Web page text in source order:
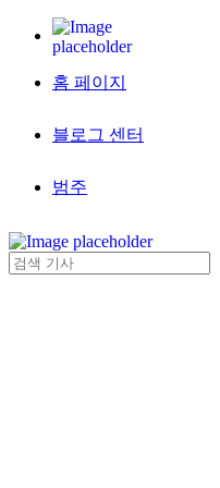
홈 페이지
블로그 센터
범주